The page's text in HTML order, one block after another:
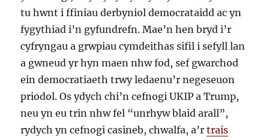
tu hwnt i ffiniau derbyniol democrataidd ac yn
fygythiad i’n gyfundrefn. Mae’n hen bryd i’r
cyfryngau a grwpiau cymdeithas sifil i sefyll lan
a gwneud yr hyn maen nhw fod, sef gwarchod
ein democratiaeth trwy ledaenu’r negeseuon
priodol. Os ydych chi’n cefnogi UKIP a Trump,
neu yn eu trin nhw fel “unrhyw blaid arall”,
rydych yn cefnogi casineb, chwalfa, a’rtrais